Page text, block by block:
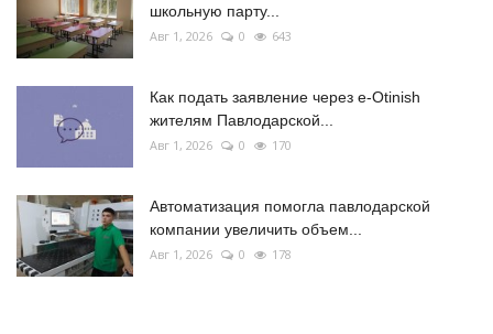
школьную парту...
Авг 1, 2026 0 643
Как подать заявление через e-Otinish
жителям Павлодарской...
Авг 1, 2026 0 170
Автоматизация помогла павлодарской
компании увеличить объем...
Авг 1, 2026 0 178